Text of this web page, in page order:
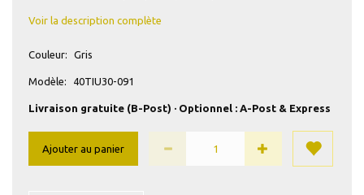
Voir la description complète
Couleur: Gris
Modèle: 40TIU30-091
Livraison gratuite (B-Post) · Optionnel : A-Post & Express
Ajouter au panier